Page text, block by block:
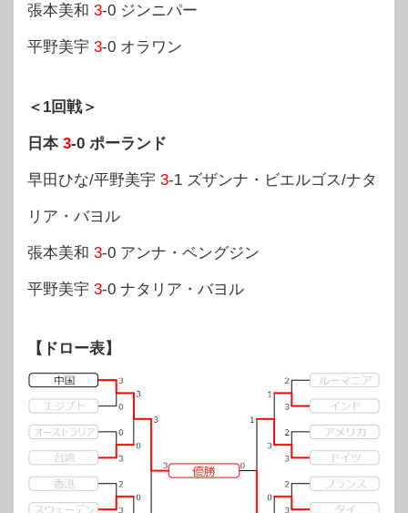
張本美和 3-0 ジンニパー
平野美宇 3-0 オラワン
＜1回戦＞
日本 3-0 ポーランド
早田ひな/平野美宇 3-1 ズザンナ・ビエルゴス/ナタ
リア・バヨル
張本美和 3-0 アンナ・ベングジン
平野美宇 3-0 ナタリア・バヨル
【ドロー表】